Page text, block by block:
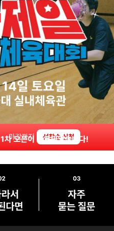
마감까지
1차 오픈이 만료되었습니다!
선착순 신청